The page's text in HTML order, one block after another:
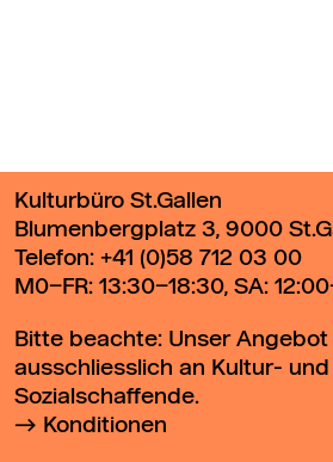
Kulturbüro St.Gallen
Blumenbergplatz 3, 9000
Telefon: +41 (0)58 712 03 00
M0–FR: 13:30–18:30, SA:
Bitte beachte: Unser
ausschliesslich an Kultur- und
Sozialschaffende.
Konditionen